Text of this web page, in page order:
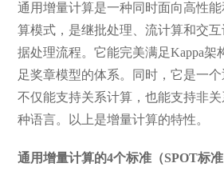
通用增量计算是一种同时面向高性
算模式，是继批处理、流计算和交
据处理流程。它能完美满足Kappa架
足奖章模型的体系。同时，它是一个
不仅能支持关系计算，也能支持非
种语言。以上是增量计算的特性。
通用增量计算的4个标准（SPOT标准